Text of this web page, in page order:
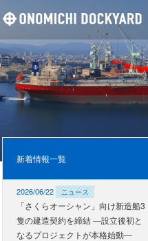
新着情報一覧
2026/06/22 ニュース
「さくらオーシャン」向け新造船3
隻の建造契約を締結 ―設立後初と
なるプロジェクトが本格始動―